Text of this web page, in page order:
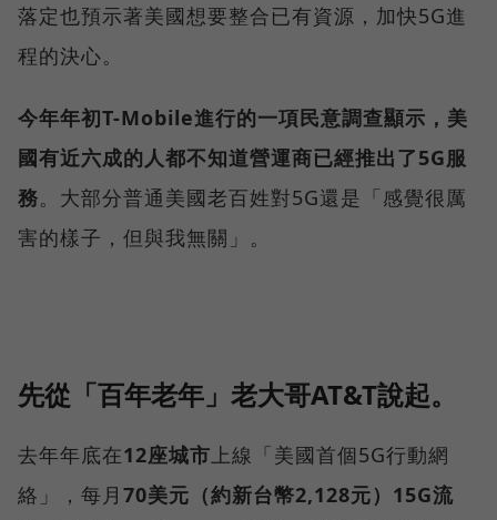
落定也預示著美國想要整合已有資源，加快5G進
程的決心。
今年年初T-Mobile進行的一項民意調查顯示，美
國有近六成的人都不知道營運商已經推出了5G服
務。大部分普通美國老百姓對5G還是「感覺很厲
害的樣子，但與我無關」。
先從「百年老年」老大哥AT&T說起。
去年年底在12座城市上線「美國首個5G行動網
絡」，每月 70美元（約新台幣2,128元）15G流